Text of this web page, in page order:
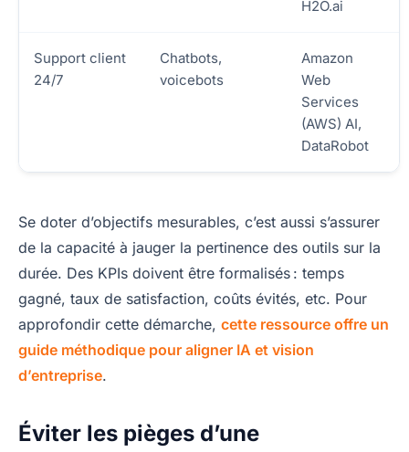
H2O.ai
Support client
24/7
Chatbots,
voicebots
Amazon
Web
Services
(AWS) AI,
DataRobot
Se doter d’objectifs mesurables, c’est aussi s’assurer
de la capacité à jauger la pertinence des outils sur la
durée. Des KPIs doivent être formalisés : temps
gagné, taux de satisfaction, coûts évités, etc. Pour
approfondir cette démarche, cette ressource offre un
guide méthodique pour aligner IA et vision
d’entreprise.
Éviter les pièges d’une